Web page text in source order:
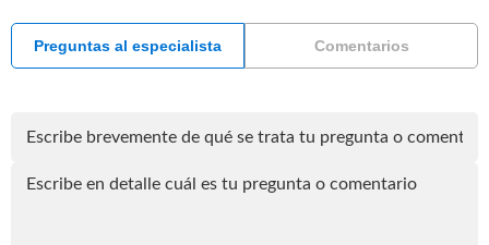
Preguntas al especialista Comentarios